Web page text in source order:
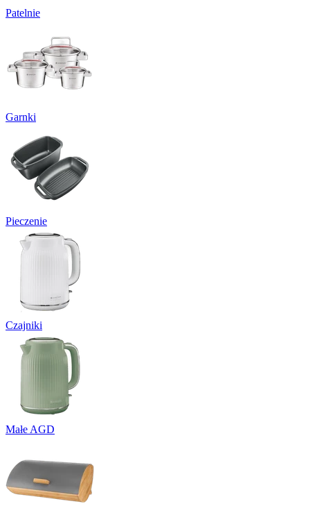
Patelnie
Garnki
Pieczenie
Czajniki
Małe AGD